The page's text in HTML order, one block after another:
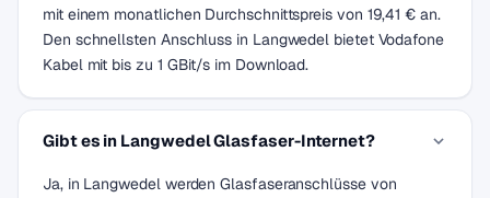
mit einem monatlichen Durchschnittspreis von 19,41 € an.
Den schnellsten Anschluss in Langwedel bietet Vodafone
Kabel mit bis zu 1 GBit/s im Download.
Gibt es in Langwedel Glasfaser-Internet?
Ja, in Langwedel werden Glasfaseranschlüsse von